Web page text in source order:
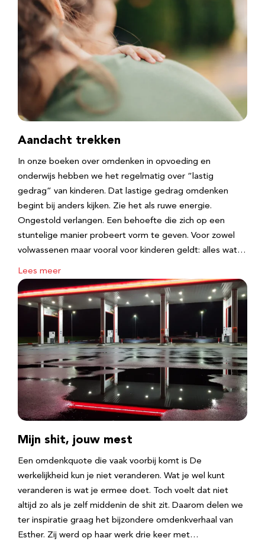
Aandacht trekken
In onze boeken over omdenken in opvoeding en
onderwijs hebben we het regelmatig over “lastig
gedrag” van kinderen. Dat lastige gedrag omdenken
begint bij anders kijken. Zie het als ruwe energie.
Ongestold verlangen. Een behoefte die zich op een
stuntelige manier probeert vorm te geven. Voor zowel
volwassenen maar vooral voor kinderen geldt: alles wat…
Lees meer
Mijn shit, jouw mest
Een omdenkquote die vaak voorbij komt is De
werkelijkheid kun je niet veranderen. Wat je wel kunt
veranderen is wat je ermee doet. Toch voelt dat niet
altijd zo als je zelf middenin de shit zit. Daarom delen we
ter inspiratie graag het bijzondere omdenkverhaal van
Esther. Zij werd op haar werk drie keer met…